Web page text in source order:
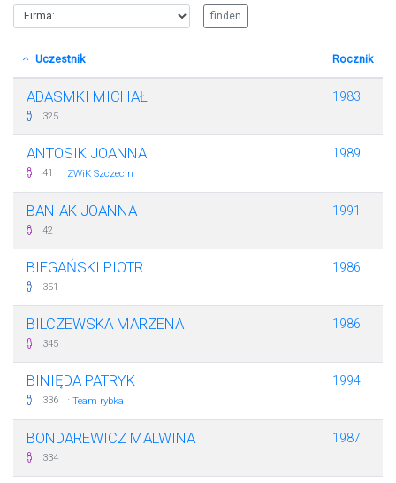
Uczestnik Rocznik
ADASMKI MICHAŁ
325
1983
ANTOSIK JOANNA
41 · ZWiK Szczecin
1989
BANIAK JOANNA
42
1991
BIEGAŃSKI PIOTR
351
1986
BILCZEWSKA MARZENA
345
1986
BINIĘDA PATRYK
336 · Team rybka
1994
BONDAREWICZ MALWINA
334
1987